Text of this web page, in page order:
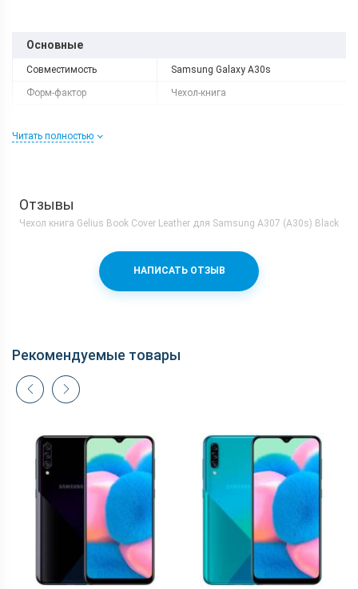
Основные
Совместимость Samsung Galaxy A30s
Форм-фактор Чехол-книга
Читать полностью
Отзывы
Чехол книга Gelius Book Cover Leather для Samsung A307 (A30s) Black
НАПИСАТЬ ОТЗЫВ
Рекомендуемые товары